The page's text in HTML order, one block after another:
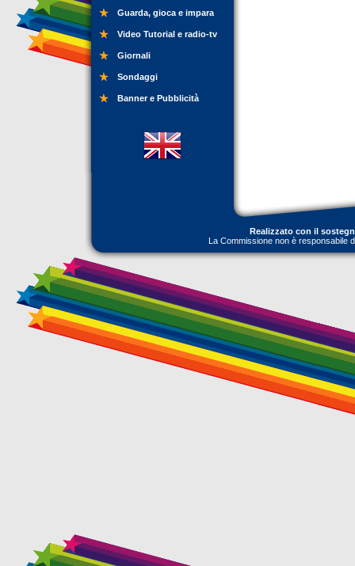
Guarda, gioca e impara
Video Tutorial e radio-tv
Giornali
Sondaggi
Banner e Pubblicità
Realizzato con il
La Commissione non è responsabile